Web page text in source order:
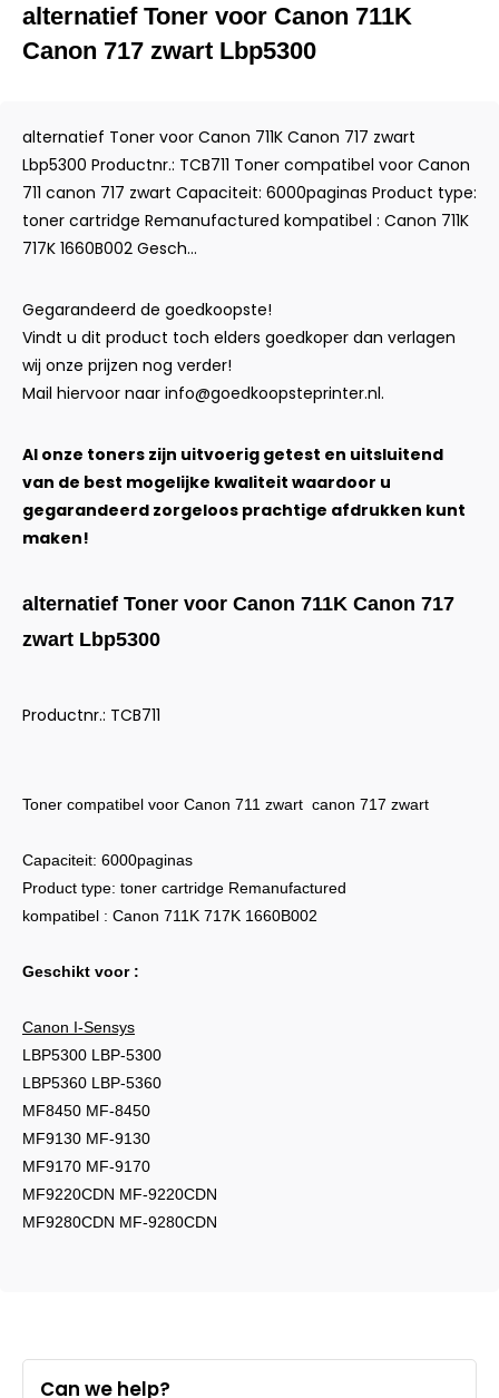
alternatief Toner voor Canon 711K
Canon 717 zwart Lbp5300
alternatief Toner voor Canon 711K Canon 717 zwart
Lbp5300 Productnr.: TCB711 Toner compatibel voor Canon
711 canon 717 zwart Capaciteit: 6000paginas Product type:
toner cartridge Remanufactured kompatibel : Canon 711K
717K 1660B002 Gesch...
Gegarandeerd de goedkoopste!
Vindt u dit product toch elders goedkoper dan verlagen
wij onze prijzen nog verder!
Mail hiervoor naar info@goedkoopsteprinter.nl.
Al onze toners zijn uitvoerig getest en uitsluitend
van de best mogelijke kwaliteit waardoor u
gegarandeerd zorgeloos prachtige afdrukken kunt
maken!
alternatief Toner voor Canon 711K Canon 717
zwart Lbp5300
Productnr.: TCB711
Toner compatibel voor Canon 711 zwart canon 717 zwart
Capaciteit: 6000paginas
Product type: toner cartridge Remanufactured
kompatibel : Canon 711K 717K 1660B002
Geschikt voor :
Canon I-Sensys
LBP5300 LBP-5300
LBP5360 LBP-5360
MF8450 MF-8450
MF9130 MF-9130
MF9170 MF-9170
MF9220CDN MF-9220CDN
MF9280CDN MF-9280CDN
Can we help?